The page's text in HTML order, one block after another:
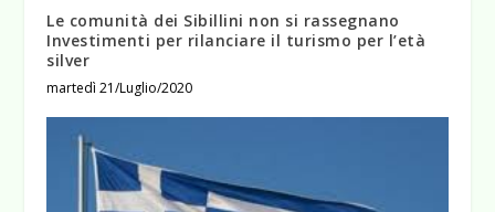
Le comunità dei Sibillini non si rassegnano
Investimenti per rilanciare il turismo per l’età
silver
martedì 21/Luglio/2020